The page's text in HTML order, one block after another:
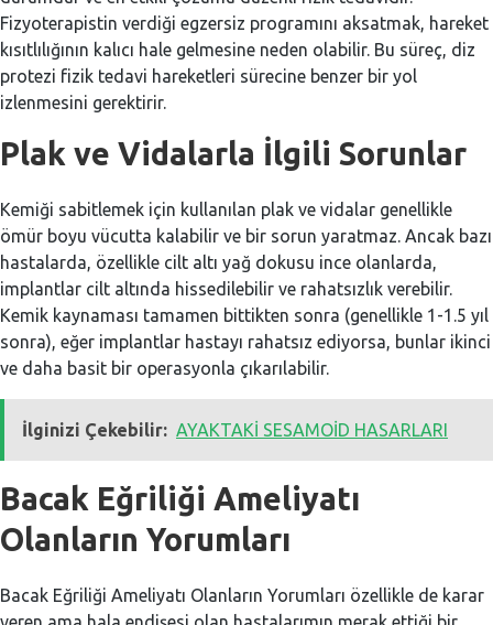
Fizyoterapistin verdiği egzersiz programını aksatmak, hareket
kısıtlılığının kalıcı hale gelmesine neden olabilir. Bu süreç, diz
protezi fizik tedavi hareketleri sürecine benzer bir yol
izlenmesini gerektirir.
Plak ve Vidalarla İlgili Sorunlar
Kemiği sabitlemek için kullanılan plak ve vidalar genellikle
ömür boyu vücutta kalabilir ve bir sorun yaratmaz. Ancak bazı
hastalarda, özellikle cilt altı yağ dokusu ince olanlarda,
implantlar cilt altında hissedilebilir ve rahatsızlık verebilir.
Kemik kaynaması tamamen bittikten sonra (genellikle 1-1.5 yıl
sonra), eğer implantlar hastayı rahatsız ediyorsa, bunlar ikinci
ve daha basit bir operasyonla çıkarılabilir.
İlginizi Çekebilir: AYAKTAKİ SESAMOİD HASARLARI
Bacak Eğriliği Ameliyatı
Olanların Yorumları
Bacak Eğriliği Ameliyatı Olanların Yorumları özellikle de karar